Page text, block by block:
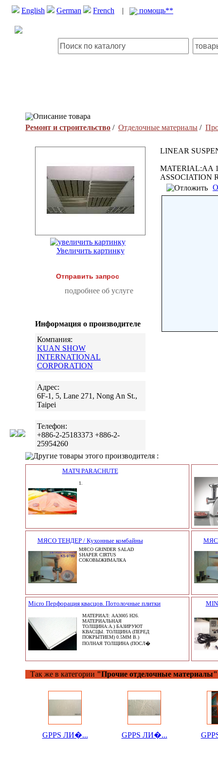
English German French | помощь**
Описание товара
Ремонт и строительство / Отделочные материалы /
Увеличить картинку
Отправить запрос
подробнее об услуге
Информация о производителе
Компания:
KUAN SHOW
INTERNATIONAL
CORPORATION
Адрес:
6F-1, 5, Lane 271, Nong An St.,
Taipei
Телефон:
+886-2-25183373 +886-2-
25954260
LINEAR
MATERIAL:AA
ASSOCIATION
Другие товары этого производителя :
МАТЧ PARACHUTE
1.
МЯСО ТЕНДЕР / Кухонные комбайны
МЯСО GRINDER SALAD
SHAPER CIRTUS
СОКОВЫЖИМАЛКА
Micro Перфорация квасцов. Потолочные плитки
МАТЕРИАЛ: AA3005 H26.
МАТЕРИАЛЬНАЯ
ТОЛЩИНА:A.) БАЗИРУЮТ
КВАСЦЫ. ТОЛЩИНА (ПЕРЕД
ПОКРЫТИЕМ) 0.5MM B.)
ПОЛНАЯ ТОЛЩИНА (ПОСЛ�
Так же в категории "Прочие отделочные
GPPS ЛИ�... GPPS ЛИ�...